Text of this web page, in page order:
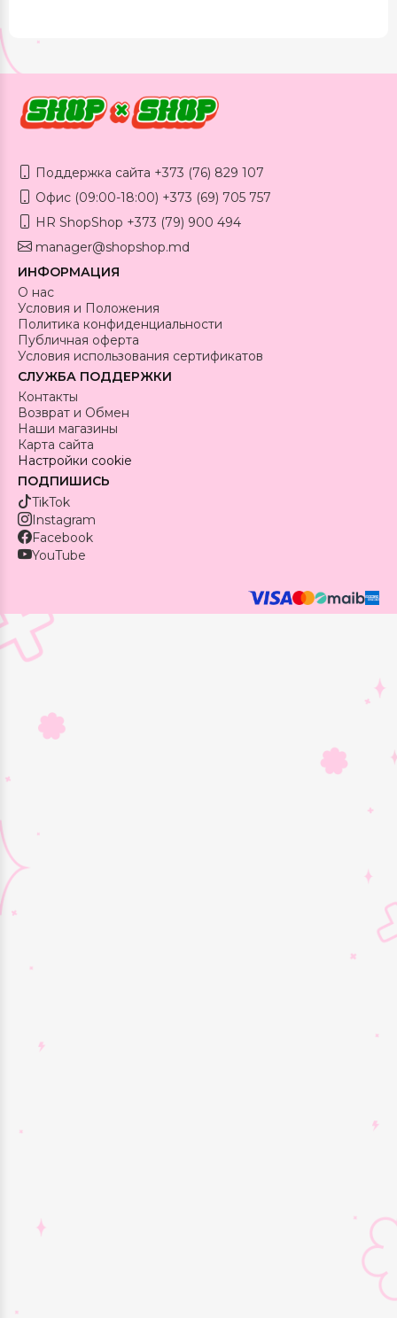
Поддержка сайта +373 (76) 829 107
Офис (09:00-18:00) +373 (69) 705 757
HR ShopShop +373 (79) 900 494
manager@shopshop.md
ИНФОРМАЦИЯ
О нас
Условия и Положения
Политика конфиденциальности
Публичная оферта
Условия использования сертификатов
СЛУЖБА ПОДДЕРЖКИ
Контакты
Возврат и Обмен
Наши магазины
Карта сайта
Настройки cookie
ПОДПИШИСЬ
TikTok
Instagram
Facebook
YouTube